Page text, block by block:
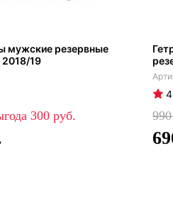
мужские резервные
2018/19
300